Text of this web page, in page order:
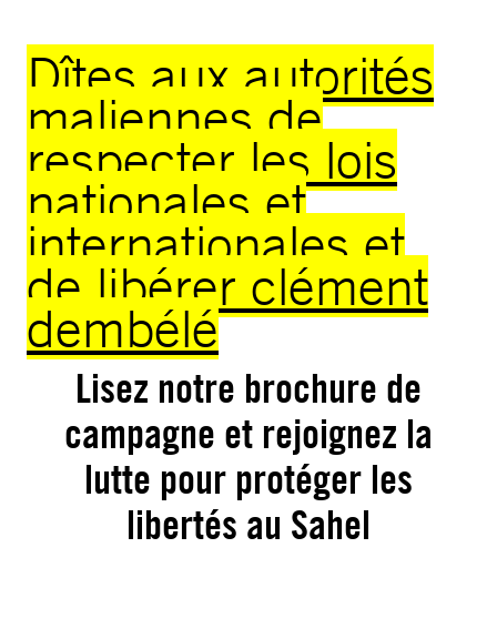
Dîtes aux autorités
maliennes de
respecter les lois
nationales et
internationales et
de libérer clément
dembélé
Lisez notre brochure de
campagne et rejoignez la
lutte pour protéger les
libertés au Sahel